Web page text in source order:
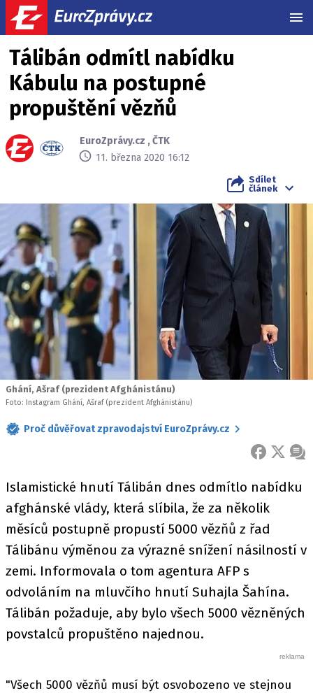
Tálibán odmítl nabídku
Kábulu na postupné
propuštění vězňů
EuroZprávy.cz ,ČTK
11. března 2020 16:12
Sdílet
článek
Ghání, Ašraf (prezident Afghánistánu)
Foto: Instagram Ghání, Ašraf (prezident Afghánistánu)
Proč důvěřovat zpravodajství EuroZprávy.cz
FACEBOOK
X
Islamistické hnutí Tálibán dnes odmítlo nabídku
afghánské vlády, která slíbila, že za několik
měsíců postupně propustí 5000 vězňů z řad
Tálibánu výměnou za výrazné snížení násilností v
zemi. Informovala o tom agentura AFP s
odvoláním na mluvčího hnutí Suhajla Šahína.
Tálibán požaduje, aby bylo všech 5000 vězněných
povstalců propuštěno najednou.
"Všech 5000 vězňů musí být osvobozeno ve stejnou